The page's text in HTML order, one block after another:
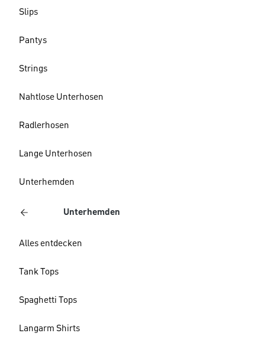
Slips
Pantys
Strings
Nahtlose Unterhosen
Radlerhosen
Lange Unterhosen
Unterhemden
Unterhemden
Alles entdecken
Tank Tops
Spaghetti Tops
Langarm Shirts